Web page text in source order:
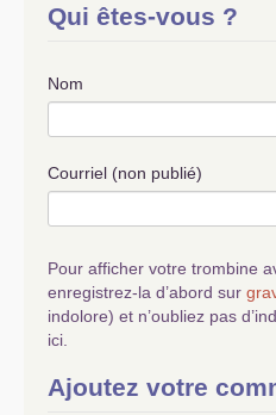
Qui êtes-vous ?
Nom
Courriel (non publié)
Pour afficher votre trombine
enregistrez-la d’abord sur
indolore) et n’oubliez pas
ici.
Ajoutez votre